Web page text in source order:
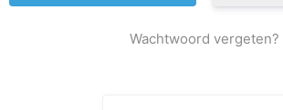
Wachtwoord vergeten?